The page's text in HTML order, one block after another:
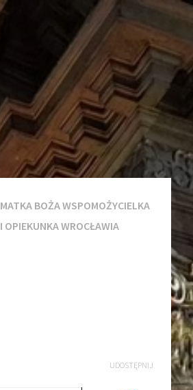
MATKA BOŻA WSPOMOŻYCIELKA
I OPIEKUNKA WROCŁAWIA
UDOSTĘPNIJ